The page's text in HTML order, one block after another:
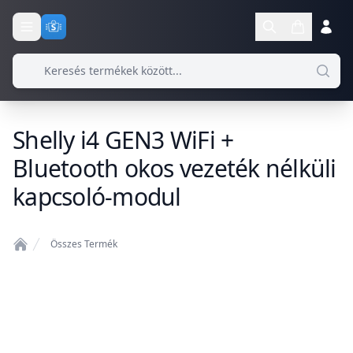
Shelly i4 GEN3 WiFi +
Bluetooth okos vezeték nélküli
kapcsoló-modul
Összes Termék